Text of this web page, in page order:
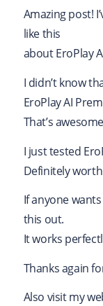
Amazing post!
like this
about EroPlay
I didn’t know
EroPlay AI
That’s
I just tested
Definitely
If anyone
this out.
It works
Thanks again
Also visit my